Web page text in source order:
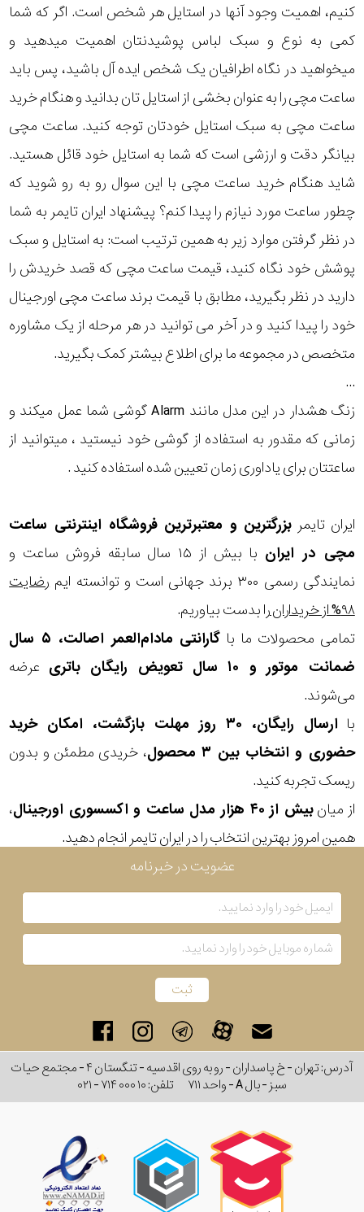
کنیم، اهمیت وجود آنها در استایل هر شخص است. اگر که شما
کمی به نوع و سبک لباس پوشیدنتان اهمیت میدهید و
میخواهید در نگاه اطرافیان یک شخص ایده آل باشید، پس باید
ساعت مچی را به عنوان بخشی از استایل تان بدانید و هنگام خرید
ساعت مچی به سبک استایل خودتان توجه کنید. ساعت مچی
بیانگر دقت و ارزشی است که شما به استایل خود قائل هستید.
شاید هنگام خرید ساعت مچی با این سوال رو به رو شوید که
چطور ساعت مورد نیازم را پیدا کنم؟ پیشنهاد ایران تایمر به شما
در نظر گرفتن موارد زیر به همین ترتیب است: به استایل و سبک
پوشش خود نگاه کنید، قیمت ساعت مچی که قصد خریدش را
دارید در نظر بگیرید، مطابق با قیمت برند ساعت مچی اورجینال
خود را پیدا کنید و در آخر می توانید در هر مرحله از یک مشاوره
متخصص در مجموعه ما برای اطلاع بیشتر کمک بگیرید.
...
زنگ هشدار در این مدل مانند Alarm گوشی شما عمل میکند و
زمانی که مقدور به استفاده از گوشی خود نیستید ، میتوانید از
ساعتتان برای یاداوری زمان تعیین شده استفاده کنید .
ایران تایمر بزرگترین و معتبرترین فروشگاه اینترنتی ساعت
مچی در ایران
با بیش از ۱۵ سال سابقه فروش ساعت و
نمایندگی رسمی ۳۰۰ برند جهانی است و توانسته ایم
رضایت
۹۸% از خریداران
را بدست بیاوریم.
تمامی محصولات ما با
گارانتی مادام‌العمر اصالت، ۵ سال
ضمانت موتور و ۱۰ سال تعویض رایگان باتری
عرضه
می‌شوند.
با
ارسال رایگان، ۳۰ روز مهلت بازگشت، امکان خرید
حضوری و انتخاب بین ۳ محصول
، خریدی مطمئن و بدون
ریسک تجربه کنید.
از میانبیش از ۴۰ هزار مدل ساعت و اکسسوری اورجینال
،
همین امروز بهترین انتخاب را در ایران تایمر انجام دهید.
مازراتی
نمایش
بیشتر...
طرح
طرح
صفحه
مقاوم
در
برابر
آب
قاب
هشدار
نمایش
نوع
موتور
بکار
رفته
در
ساعت
اصالت
کشور
جنس
بند
عضویت در خبرنامه
آدرس: تهران - خ پاسداران - رو به روی اقدسیه - تنگستان ۴ - مجتمع حیات
سبز - بال A - واحد ۷۱۱
تلفن:۰۲۱ - ۷۱۴ ۰۰۰ ۱۰